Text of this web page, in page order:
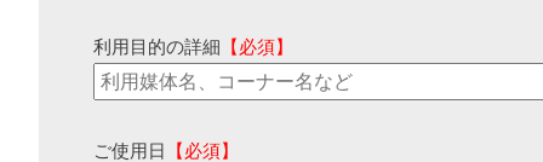
利用目的の詳細 【必須】
ご使用日 【必須】